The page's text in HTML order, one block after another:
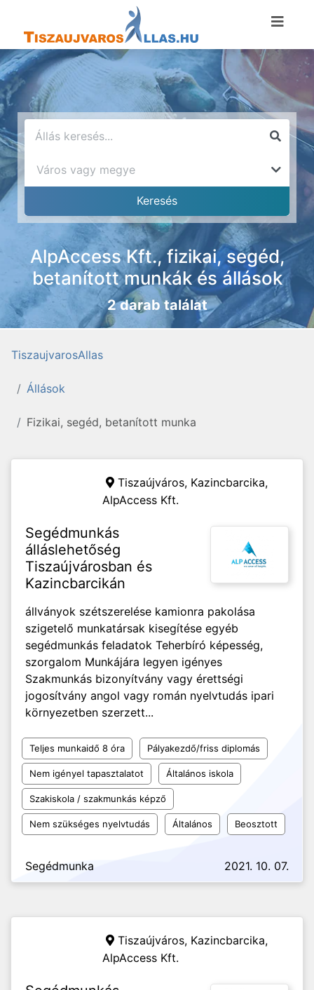
AlpAccess Kft., fizikai, segéd,
betanított munkák és állások
2 darab találat
TiszaujvarosAllas
Állások
Fizikai, segéd, betanított munka
Tiszaújváros, Kazincbarcika,
AlpAccess Kft.
Segédmunkás
álláslehetőség
Tiszaújvárosban és
Kazincbarcikán
állványok szétszerelése kamionra pakolása
szigetelő munkatársak kisegítése egyéb
segédmunkás feladatok Teherbíró képesség,
szorgalom Munkájára legyen igényes
Szakmunkás bizonyítvány vagy érettségi
jogosítvány angol vagy román nyelvtudás ipari
környezetben szerzett...
Teljes munkaidő 8 óra Pályakezdő/friss diplomás
Nem igényel tapasztalatot Általános iskola
Szakiskola / szakmunkás képző
Nem szükséges nyelvtudás Általános Beosztott
Segédmunka 2021. 10. 07.
Tiszaújváros, Kazincbarcika,
AlpAccess Kft.